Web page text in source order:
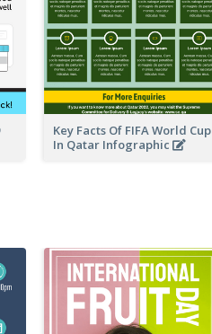
Key Facts Of FIFA World Cup
In Qatar Infographic